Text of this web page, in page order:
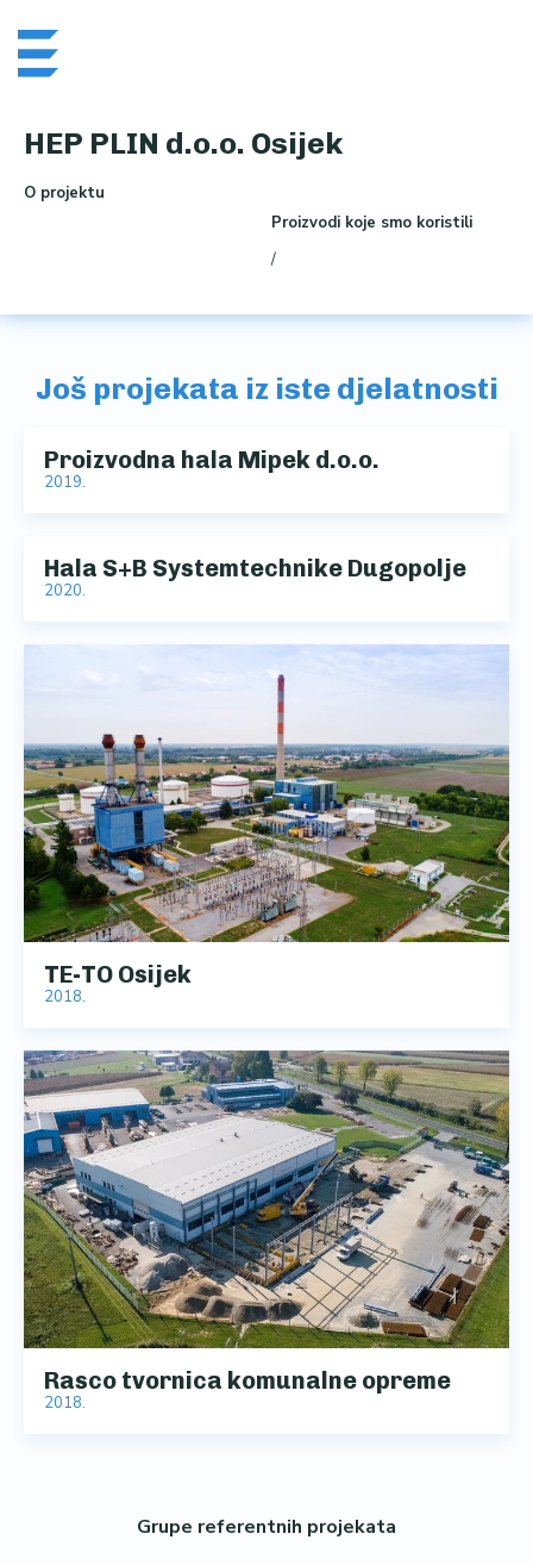
content
HEP PLIN d.o.o. Osijek
O projektu
Proizvodi koje smo koristili
/
Još projekata iz iste djelatnosti
Proizvodna hala Mipek d.o.o.
2019.
Hala S+B Systemtechnike Dugopolje
2020.
TE-TO Osijek
2018.
Rasco tvornica komunalne opreme
2018.
Grupe referentnih projekata